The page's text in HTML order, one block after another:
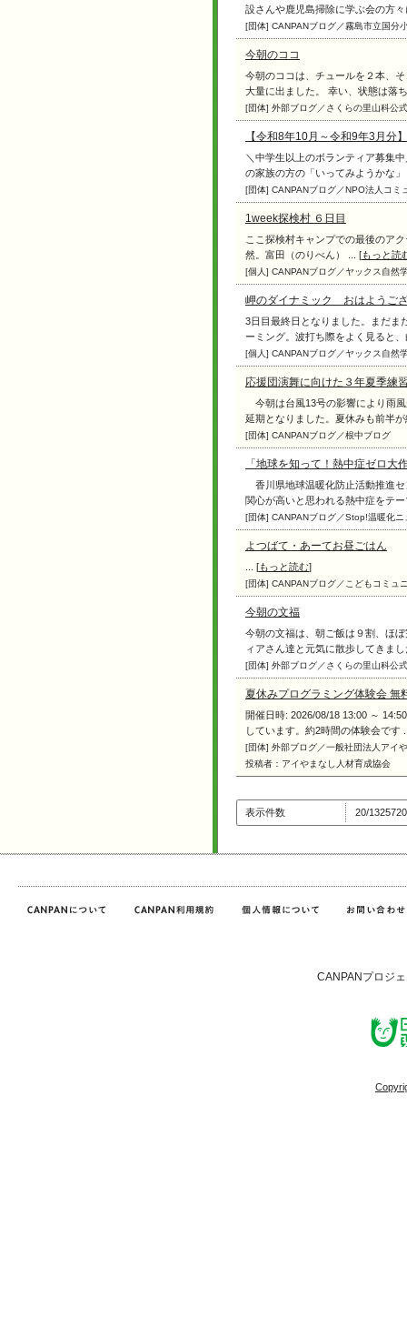
設さんや鹿児島掃除に学ぶ会の方
[団体] CANPANブログ／霧島市立国分
今朝のココ
今朝のココは、チュールを２本、
大量に出ました。 幸い、状態は落
[団体] 外部ブログ／さくらの里山科公
【令和8年10月～令和9年3月分
＼中学生以上のボランティア募集
の家族の方の「いってみようかな
[団体] CANPANブログ／NPO法人コ
1week探検村 ６日目
ここ探検村キャンプでの最後のア
然。富田（のりべん） ... [もっと読
[個人] CANPANブログ／ヤックス自
岬のダイナミック おはようご
3日目最終日となりました。まだま
ーミング。波打ち際をよく見ると
[個人] CANPANブログ／ヤックス自
応援団演舞に向けた３年夏季練
今朝は台風13号の影響により雨
延期となりました。夏休みも前半
[団体] CANPANブログ／根中ブログ
「地球を知って！熱中症ゼロ大
香川県地球温暖化防止活動推進
関心が高いと思われる熱中症をテ
[団体] CANPANブログ／Stop!温暖化ニ
よつばて・あーてお昼ごはん
... [もっと読む]
[団体] CANPANブログ／こどもコミュ
今朝の文福
今朝の文福は、朝ご飯は９割、ほ
ィアさん達と元気に散歩してきま
[団体] 外部ブログ／さくらの里山科公
夏休みプログラミング体験会 無
開催日時: 2026/08/18 13:00 ～
しています。約2時間の体験会です
[団体] 外部ブログ／一般社団法人アイ
投稿者：アイやまなし人材育成協会
表示件数 20/
CANPANプロジ